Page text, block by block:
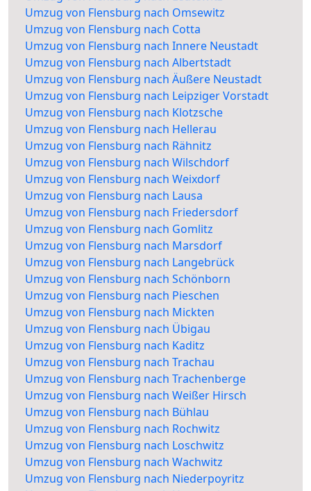
Umzug von Flensburg nach Omsewitz
Umzug von Flensburg nach Cotta
Umzug von Flensburg nach Innere Neustadt
Umzug von Flensburg nach Albertstadt
Umzug von Flensburg nach Äußere Neustadt
Umzug von Flensburg nach Leipziger Vorstadt
Umzug von Flensburg nach Klotzsche
Umzug von Flensburg nach Hellerau
Umzug von Flensburg nach Rähnitz
Umzug von Flensburg nach Wilschdorf
Umzug von Flensburg nach Weixdorf
Umzug von Flensburg nach Lausa
Umzug von Flensburg nach Friedersdorf
Umzug von Flensburg nach Gomlitz
Umzug von Flensburg nach Marsdorf
Umzug von Flensburg nach Langebrück
Umzug von Flensburg nach Schönborn
Umzug von Flensburg nach Pieschen
Umzug von Flensburg nach Mickten
Umzug von Flensburg nach Übigau
Umzug von Flensburg nach Kaditz
Umzug von Flensburg nach Trachau
Umzug von Flensburg nach Trachenberge
Umzug von Flensburg nach Weißer Hirsch
Umzug von Flensburg nach Bühlau
Umzug von Flensburg nach Rochwitz
Umzug von Flensburg nach Loschwitz
Umzug von Flensburg nach Wachwitz
Umzug von Flensburg nach Niederpoyritz